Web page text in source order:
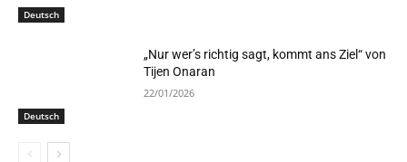
Deutsch
Deutsch
„Nur wer’s richtig sagt, kommt ans Ziel“ von
Tijen Onaran
22/01/2026